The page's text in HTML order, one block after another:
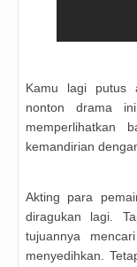
Kamu lagi putus
nonton drama
memperlihatkan
kemandirian
Akting para
diragukan lagi.
tujuannya
menyedihkan.